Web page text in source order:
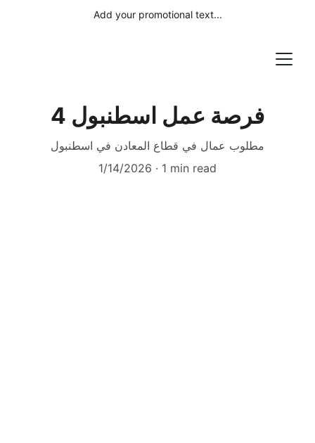
Add your promotional text...
فرصة عمل اسطنبول 4
مطلوب عمال في قطاع المعادن في اسطنبول
1/14/2026
1 min read